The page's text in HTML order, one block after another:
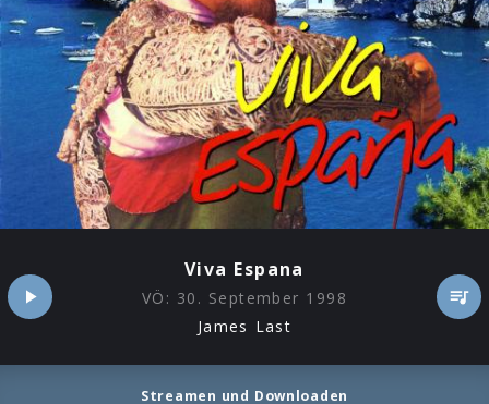
Viva Espana
VÖ: 30. September 1998
James Last
Streamen und Downloaden